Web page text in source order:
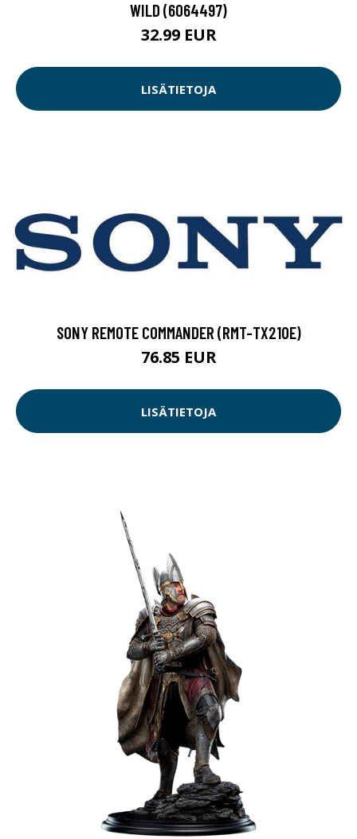
WILD (6064497)
32.99 EUR
LISÄTIETOJA
SONY REMOTE COMMANDER (RMT-TX210E)
76.85 EUR
LISÄTIETOJA